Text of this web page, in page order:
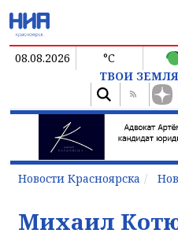
08.08.2026 °C
ТВОИ
Новости Красноярска
Михаил